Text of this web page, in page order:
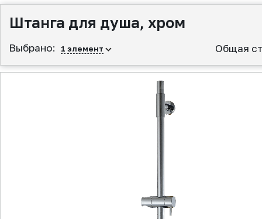
Штанга для душа, хром
Выбрано: 1 элемент Общая
▲